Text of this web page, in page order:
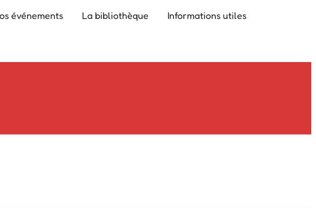
événements La bibliothèque Informations utiles